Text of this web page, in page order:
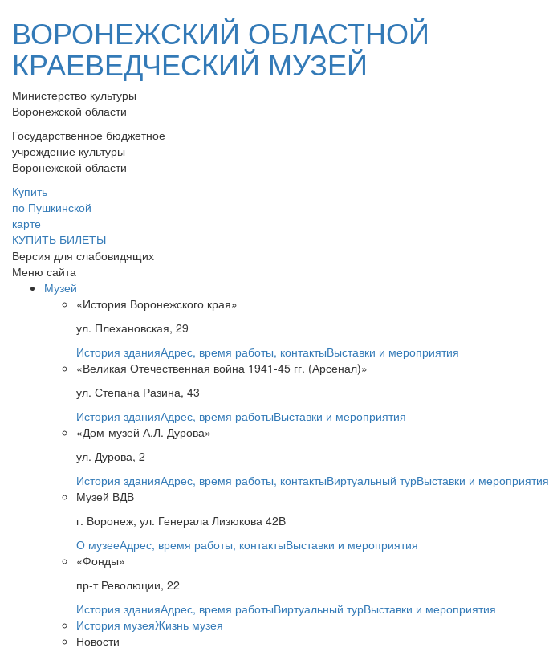
ВОРОНЕЖСКИЙ ОБЛАСТНОЙ
КРАЕВЕДЧЕСКИЙ МУЗЕЙ
Министерство культуры
Воронежской области
Государственное бюджетное
учреждение культуры
Воронежской области
Купить
по Пушкинской
карте
КУПИТЬ БИЛЕТЫ
Версия для слабовидящих
Меню сайта
Музей
«История Воронежского края»
ул. Плехановская, 29
История зданияАдрес, время работы, контактыВыставки и мероприятия
«Великая Отечественная война 1941-45 гг. (Арсенал)»
ул. Степана Разина, 43
История зданияАдрес, время работыВыставки и мероприятия
«Дом-музей А.Л. Дурова»
ул. Дурова, 2
История зданияАдрес, время работы, контактыВиртуальный турВыставки и мероприятия
Музей ВДВ
г. Воронеж, ул. Генерала Лизюкова 42В
О музееАдрес, время работы, контактыВыставки и мероприятия
«Фонды»
пр-т Революции, 22
История зданияАдрес, время работыВиртуальный турВыставки и мероприятия
История музеяЖизнь музея
Новости